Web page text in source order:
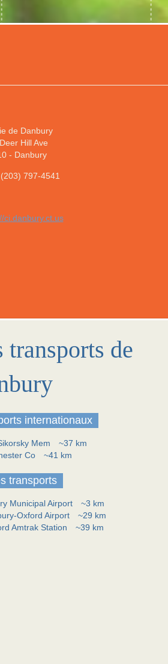
de Danbury
Hill Ave
- Danbury
797-4541
ci.danbury.ct.us
transports de
internationaux
Mem
~37 km
Co
~41 km
transports
Municipal Airport
~3 km
Oxford Airport
~29 km
Amtrak Station
~39 km